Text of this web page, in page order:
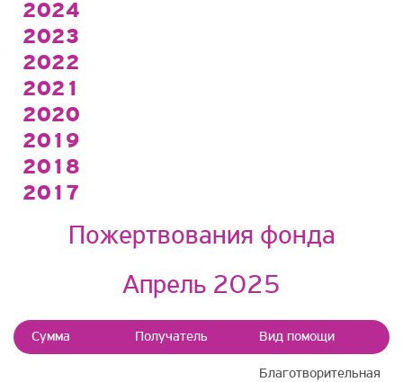
2024
2023
2022
2021
2020
2019
2018
2017
Пожертвования фонда
Апрель 2025
Сумма Получатель Вид помощи
Благотворительная